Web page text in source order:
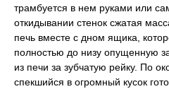
трамбуется в нем руками или
откидывании стенок сжатая
печь вместе с дном ящика,
полностью до низу опущенную
из печи за зубчатую рейку. По
спекшийся в огромный кусок